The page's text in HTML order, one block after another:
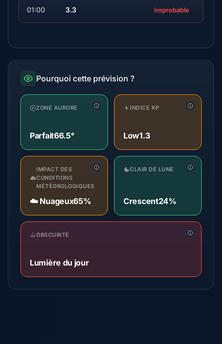
01:00 3.3 Improbable
Pourquoi cette prévision ?
ZONE AURORE
Parfait66.5°
INDICE KP
Low1.3
IMPACT DES
CONDITIONS
MÉTÉOROLOGIQUES
☁️ Nuageux65%
CLAIR DE LUNE
Crescent24%
OBSCURITÉ
Lumière du jour